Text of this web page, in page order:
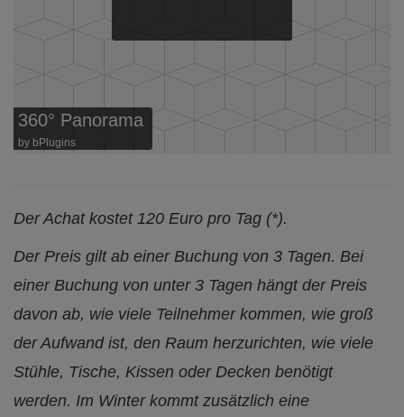
360° Panorama
by bPlugins
Der Achat kostet 120 Euro pro Tag (*).
Der Preis gilt ab einer Buchung von 3 Tagen. Bei
einer Buchung von unter 3 Tagen hängt der Preis
davon ab, wie viele Teilnehmer kommen, wie groß
der Aufwand ist, den Raum herzurichten, wie viele
Stühle, Tische, Kissen oder Decken benötigt
werden. Im Winter kommt zusätzlich eine